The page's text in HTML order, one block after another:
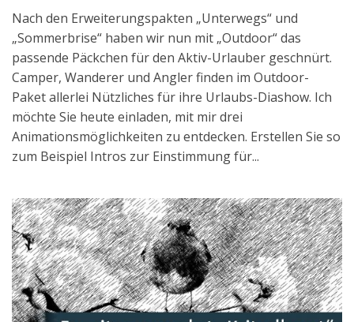
Nach den Erweiterungspakten „Unterwegs“ und
„Sommerbrise“ haben wir nun mit „Outdoor“ das
passende Päckchen für den Aktiv-Urlauber geschnürt.
Camper, Wanderer und Angler finden im Outdoor-
Paket allerlei Nützliches für ihre Urlaubs-Diashow. Ich
möchte Sie heute einladen, mit mir drei
Animationsmöglichkeiten zu entdecken. Erstellen Sie so
zum Beispiel Intros zur Einstimmung für...